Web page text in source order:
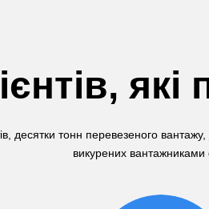
десятки тонн перевезеного
викурених вантажниками